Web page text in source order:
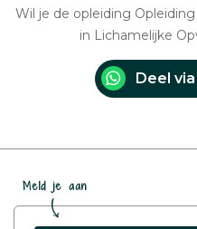
Wil je de opleiding
in Lichamelijke
Deel
Meld je aan